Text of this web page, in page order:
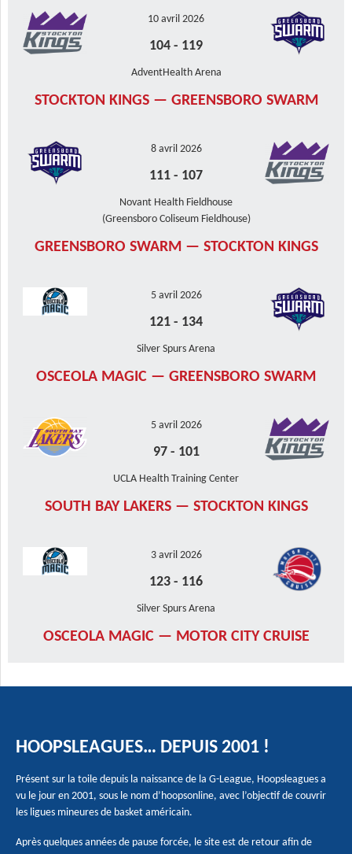
10 avril 2026
104 - 119
AdventHealth Arena
STOCKTON KINGS — GREENSBORO SWARM
8 avril 2026
111 - 107
Novant Health Fieldhouse
(Greensboro Coliseum Fieldhouse)
GREENSBORO SWARM — STOCKTON KINGS
5 avril 2026
121 - 134
Silver Spurs Arena
OSCEOLA MAGIC — GREENSBORO SWARM
5 avril 2026
97- 101
UCLA Health Training Center
SOUTH BAY LAKERS — STOCKTON KINGS
3 avril 2026
123 - 116
Silver Spurs Arena
OSCEOLA MAGIC — MOTOR CITY CRUISE
HOOPSLEAGUES… DEPUIS 2001 !
Présent sur la toile depuis la naissance de la G-League, Hoopsleagues a
vu le jour en 2001, sous le nom d’hoopsonline, avec l’objectif de couvrir
les ligues mineures de basket américain.
Après quelques années de pause forcée, le site est de retour afin de